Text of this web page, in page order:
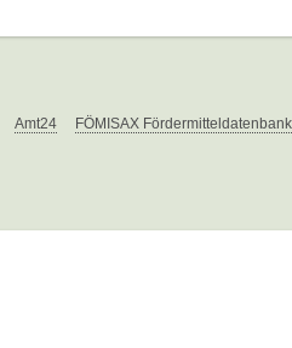
Amt24 FÖMISAX Fördermitteldatenbank